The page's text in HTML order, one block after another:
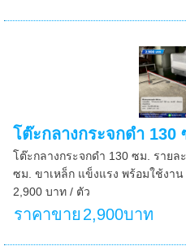
โต๊ะกลางกระจกดำ 130
โต๊ะกลางกระจกดำ 130 ซม. รายล
ซม. ขาเหล็ก แข็งแรง พร้อมใช้งา
2,900 บาท / ตัว
ราคาขาย 2,900บาท